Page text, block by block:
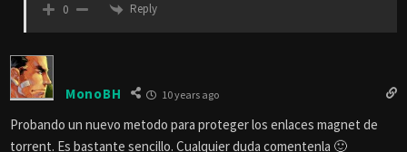
0 Reply
MonoBH 10 years ago
Probando un nuevo metodo para proteger los enlaces magnet de
torrent. Es bastante sencillo. Cualquier duda comentenla 🙂